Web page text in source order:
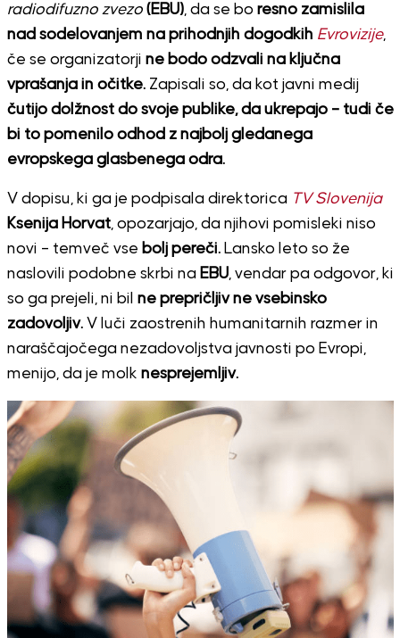
radiodifuzno zvezo (EBU), da se bo resno zamislila
nad sodelovanjem na prihodnjih dogodkih Evrovizije,
če se organizatorji ne bodo odzvali na ključna
vprašanja in očitke.Zapisali so, da kot javni medij
čutijo dolžnost do svoje publike, da ukrepajo – tudi če
bi to pomenilo odhod z najbolj gledanega
evropskega glasbenega odra.
V dopisu, ki ga je podpisala direktorica TV Slovenija
Ksenija Horvat, opozarjajo, da njihovi pomisleki niso
novi – temveč vse bolj pereči.Lansko leto so že
naslovili podobne skrbi na EBU, vendar pa odgovor, ki
so ga prejeli, ni bil ne prepričljiv ne vsebinsko
zadovoljiv.V luči zaostrenih humanitarnih razmer in
naraščajočega nezadovoljstva javnosti po Evropi,
menijo, da je molk nesprejemljiv.